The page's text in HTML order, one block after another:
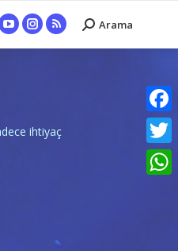
YouTube
page
window
Instagram
page
window
Rss
page
window
Search:
Arama
ihtiyaç